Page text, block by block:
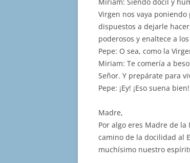
Miriam: Siendo dócil y
Virgen nos vaya
dispuestos a dejarle
poderosos y enaltece a
Pepe: O sea, como la
Miriam: Te comería a
Señor. Y prepárate para
Pepe: ¡Ey! ¡Eso suena bien!
Madre,
Por algo eres Madre de
camino de la docilidad al
muchísimo nuestro